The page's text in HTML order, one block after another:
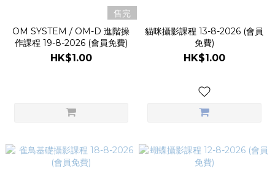
售完
OM SYSTEM / OM-D 進階操
作課程 19-8-2026 (會員免費)
HK$1.00
貓咪攝影課程 13-8-2026 (會員
免費)
HK$1.00